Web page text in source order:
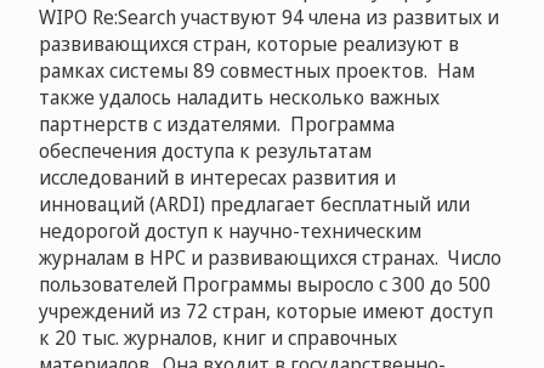
WIPO Re:Search участвуют 94 члена из развитых и
развивающихся стран, которые реализуют в
рамках системы 89 совместных проектов. Нам
также удалось наладить несколько важных
партнерств с издателями. Программа
обеспечения доступа к результатам
исследований в интересах развития и
инноваций (ARDI) предлагает бесплатный или
недорогой доступ к научно-техническим
журналам в НРС и развивающихся странах. Число
пользователей Программы выросло с 300 до 500
учреждений из 72 стран, которые имеют доступ
к 20 тыс. журналов, книг и справочных